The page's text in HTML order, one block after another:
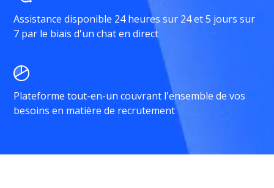
Assistance disponible 24 heures sur 24 et 5 jours sur
7 par le biais d'un chat en direct
Plateforme tout-en-un couvrant l'ensemble de vos
besoins en matière de recrutement